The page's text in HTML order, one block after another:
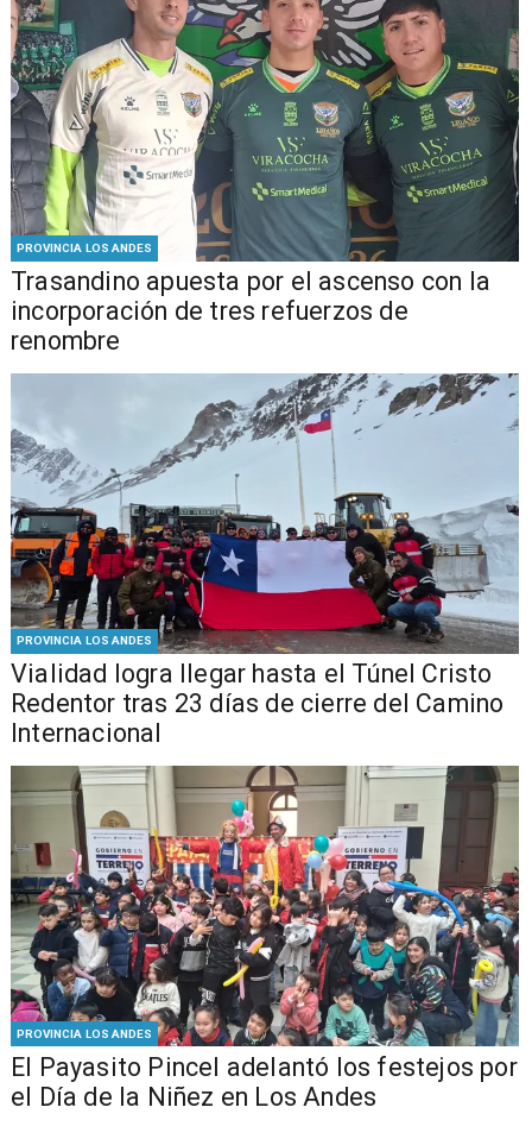
PROVINCIA LOS ANDES
Trasandino apuesta por el ascenso con la
incorporación de tres refuerzos de
renombre
PROVINCIA LOS ANDES
Vialidad logra llegar hasta el Túnel Cristo
Redentor tras 23 días de cierre del Camino
Internacional
PROVINCIA LOS ANDES
El Payasito Pincel adelantó los festejos por
el Día de la Niñez en Los Andes